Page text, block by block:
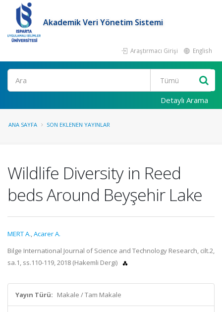
Akademik Veri Yönetim Sistemi
Araştırmacı Girişi English
Ara
Detaylı Arama
ANA SAYFA SON EKLENEN YAYINLAR
Wildlife Diversity in Reed
beds Around Beyşehir Lake
MERT A.,Acarer A.
Bilge International Journal of Science and Technology Research, cilt.2,
sa.1, ss.110-119, 2018 (Hakemli Dergi)
Yayın Türü: Makale / Tam Makale